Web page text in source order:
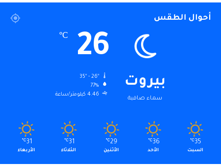
أحوال الطقس
بيروت
سماء صافية
26
℃
77%
4.46 كيلومتر/ساعة
35
℃
السبت
36
℃
الأحد
29
℃
الأثنين
31
℃
الثلاثاء
31
℃
الأربعاء